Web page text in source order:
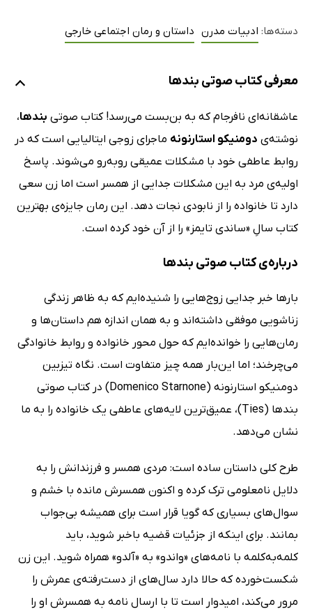
دسته‌ها: ادبیات مدرن داستان و رمان اجتماعی خارجی
معرفی کتاب صوتی بندها
عاشقانه‌ای نافرجام که به بن‌بست می‌رسد! کتاب صوتی بندها،
نوشته‌ی دومنیکو استارنونه ماجرای زوجی ایتالیایی است که در
روابط عاطفی خود با مشکلات عمیقی روبه‌رو می‌شوند. پاسخ
اولیه‌ی مرد به این مشکلات جدایی از همسر است اما زن سعی
دارد تا خانواده را از نابودی نجات دهد. این رمان جایزه‌ی بهترین
کتاب سالِ «ساندی تایمز» را از آن خود کرده است.
درباره‌ی کتاب صوتی بندها
بارها خبر جدایی زوج‌هایی را شنید‌ه‌ایم که به ظاهر زندگی
زناشویی موفقی داشته‌اند و به همان اندازه هم داستان‌ها و
رمان‌هایی را خوانده‌ایم که حول محور خانواده و روابط خانوادگی
می‌چرخند؛ اما این‌بار همه چیز متفاوت است. نگاه تیزبین
دومنیکو استارنونه (Domenico Starnone) در کتاب صوتی
بندها (Ties)، عمیق‌ترین لایه‌های عاطفی یک خانواده را به ما
نشان می‌دهد.
طرح کلی داستان ساده است: مردی همسر و فرزندانش را به
دلایل نامعلومی ترک کرده و اکنون همسرش مانده با خشم و
سوال‌های بسیاری که گویا قرار است برای همیشه بی‌جواب
بمانند. برای اینکه از جزئیات قضیه باخبر شوید، باید
کلمه‌به‌کلمه با نامه‌های «واندو» به «آلدو» همراه شوید. این زن
شکست‌خورده که حالا دارد سال‌های از دست‌رفته‌ی عمرش را
مرور می‌‌کند، امیدوار است تا با ارسال نامه به همسرش او را